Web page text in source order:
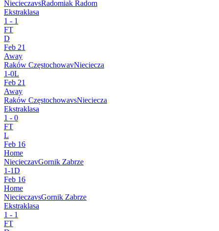
NiecieczavsRadomiak Radom
Ekstraklasa
1 - 1
FT
D
Feb 21
Away
Raków CzęstochowavNieciecza
1-0L
Feb 21
Away
Raków CzęstochowavsNieciecza
Ekstraklasa
1 - 0
FT
L
Feb 16
Home
NiecieczavGornik Zabrze
1-1D
Feb 16
Home
NiecieczavsGornik Zabrze
Ekstraklasa
1 - 1
FT